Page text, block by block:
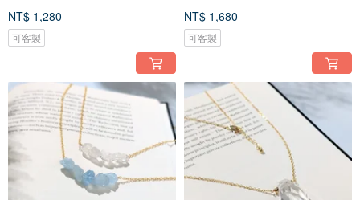
NT$ 1,280
可客製
NT$ 1,680
可客製